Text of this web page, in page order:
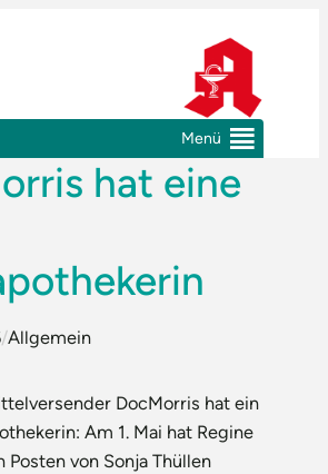
Menü
hat eine
/Allgemein
DocMorris hat ein
Am 1. Mai hat Regine
Posten von Sonja Thüllen